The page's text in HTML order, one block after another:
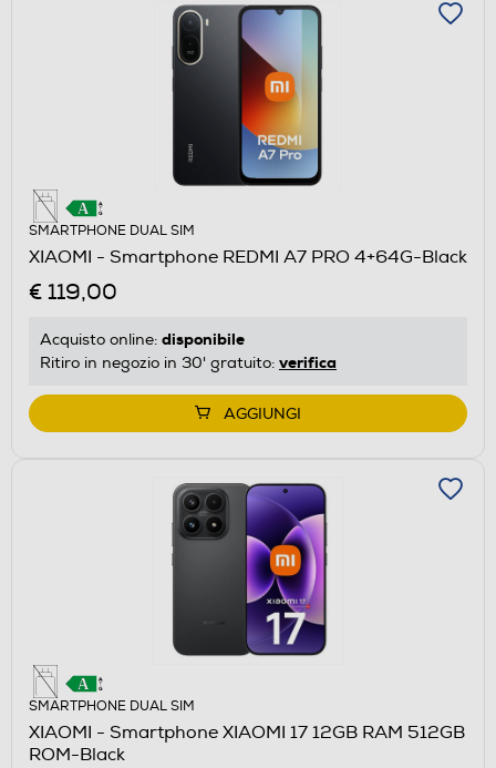
SMARTPHONE DUAL SIM
XIAOMI - Smartphone REDMI A7 PRO 4+64G-Black
€ 119,00
Acquisto online: disponibile
Ritiro in negozio in 30' gratuito: verifica
AGGIUNGI
SMARTPHONE DUAL SIM
XIAOMI - Smartphone XIAOMI 17 12GB RAM 512GB
ROM-Black